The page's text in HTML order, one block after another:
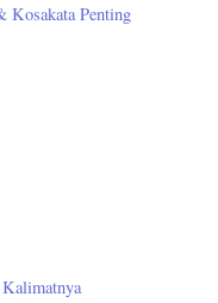
Kosakata Penting